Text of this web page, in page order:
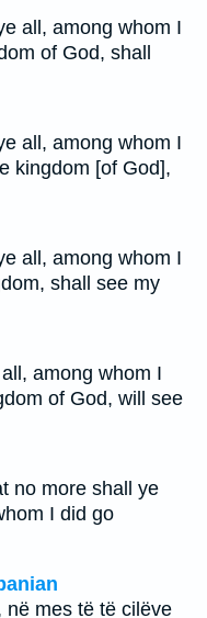
all, among whom I
of God, shall
all, among whom I
kingdom [of God],
all, among whom I
shall see my
among whom I
of God, will see
no more shall ye
I did go
në mes të të cilëve